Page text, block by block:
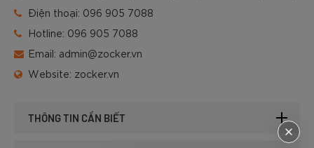
Điện thoại: 096 905 7088
Hotline: 096 905 7088
Email: admin@zocker.vn
Website: zocker.vn
THÔNG TIN CẦN BIẾT